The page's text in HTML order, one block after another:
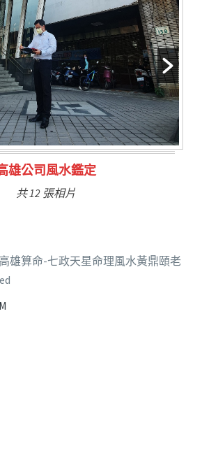
福主量子生基造命
共 6 張相片
雄算命-七政天星命理風水黃鼎頤老